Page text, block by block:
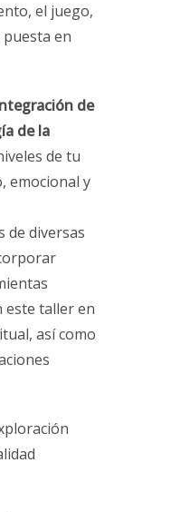
el juego,
en
de
de la
de tu
emocional y
de diversas
este taller en
así como